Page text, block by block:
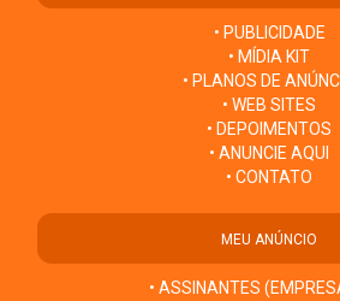
• PUBLICIDADE
• MÍDIA KIT
• PLANOS DE
• WEB SITES
• DEPOIMENTOS
• ANUNCIE AQUI
• CONTATO
MEU ANÚNCIO
• ASSINANTES